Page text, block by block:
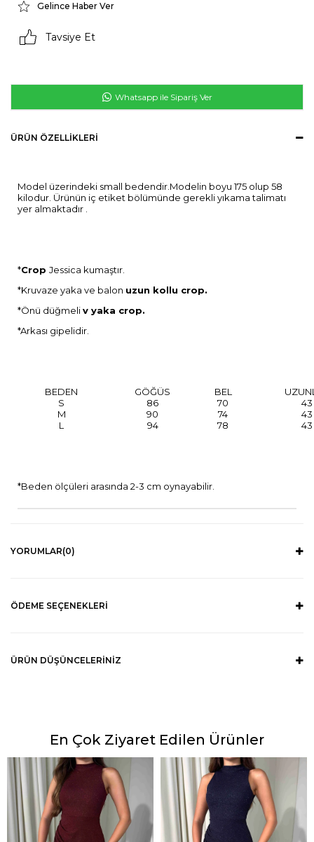
Gelince Haber Ver
Tavsiye Et
Whatsapp ile Sipariş Ver
ÜRÜN ÖZELLIKLERI
Model üzerindeki small bedendir.Modelin boyu 175 olup 58
kilodur. Ürünün iç etiket bölümünde gerekli yıkama talimatı
yer almaktadır .
*Crop Jessica kumaştır.
*Kruvaze yaka ve balon uzun kollu crop.
*Önü düğmeliv yaka crop.
*Arkası gipelidir.
BEDEN GÖĞÜS BEL
S
86 70
43
M
90 74
43
L
94 78 43
*Beden ölçüleri arasında 2-3 cm oynayabilir.
YORUMLAR(0)
ÖDEME SEÇENEKLERI
ÜRÜN DÜŞÜNCELERINIZ
En Çok Ziyaret Edilen Ürünler